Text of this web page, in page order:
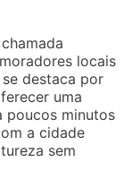
locais
destaca por
uma
poucos minutos
a cidade
sem